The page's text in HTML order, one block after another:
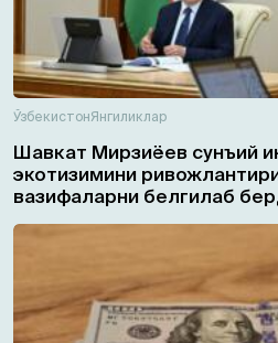
ЎзбекистонЯнгиликлар
Шавкат Мирзиёев сунъий
экотизимини
вазифаларни белгилаб